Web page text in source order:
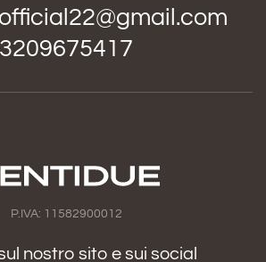
3209675417
P.IVA: 11582900012
nostro sito e sui social